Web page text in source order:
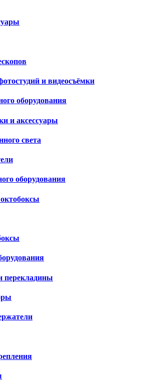
и видеосъёмки
оборудования
и аксессуары
света
оборудования